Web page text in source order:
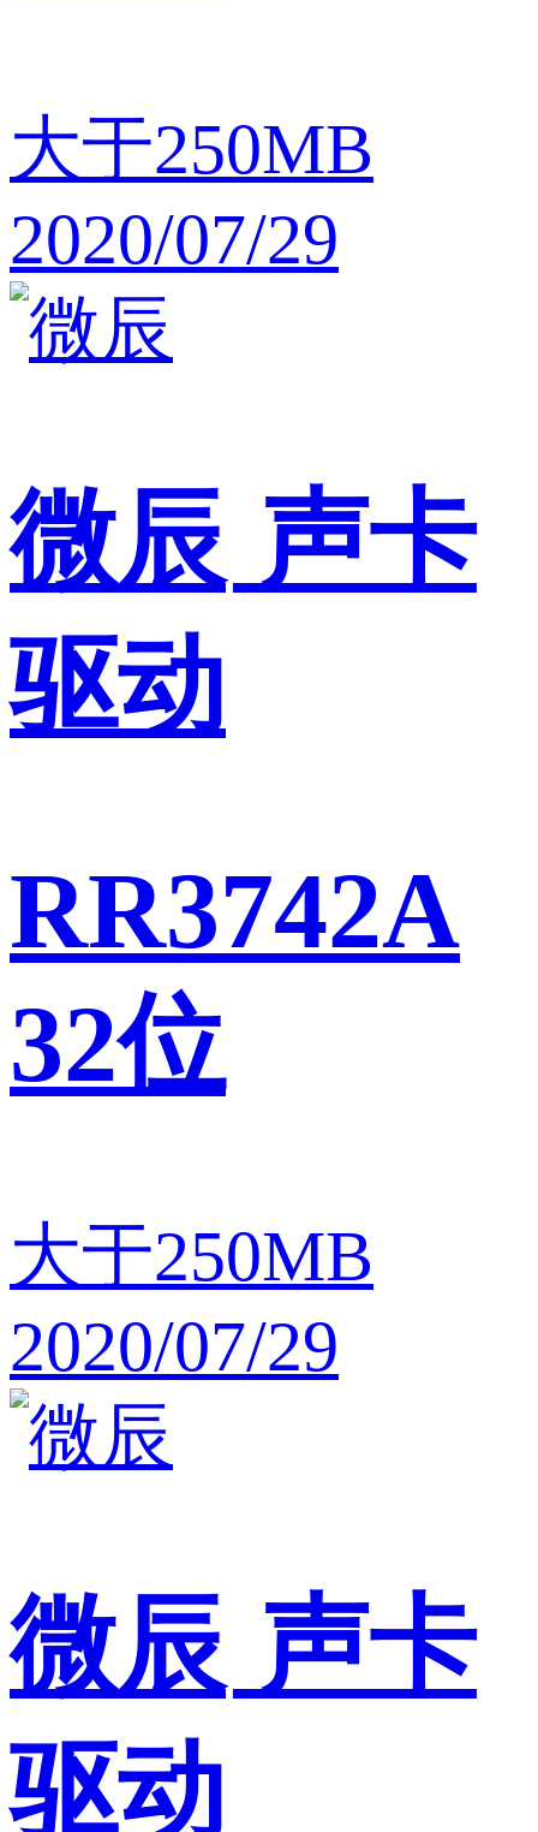
大于250MB
2020/07/29
微辰 声卡
驱动
RR3742A
32位
大于250MB
2020/07/29
微辰 声卡
驱动